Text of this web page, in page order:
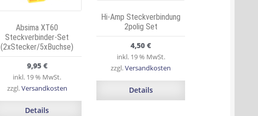
Absima XT60
Steckverbinder-Set
(2xStecker/5xBuchse)
9,95 €
inkl. 19 % MwSt.
zzgl.Versandkosten
Details
Hi-Amp Steckverbindung
2polig Set
4,50€
inkl. 19 % MwSt.
zzgl.Versandkosten
Details